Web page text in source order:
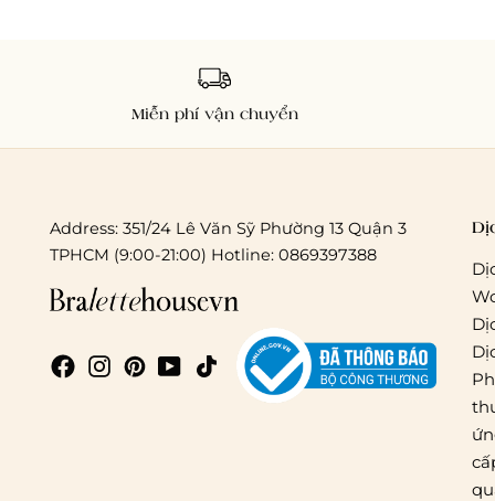
Miễn phí vận chuyển
Address: 351/24 Lê Văn Sỹ Phường 13 Quận 3
TPHCM (9:00-21:00) Hotline: 0869397388